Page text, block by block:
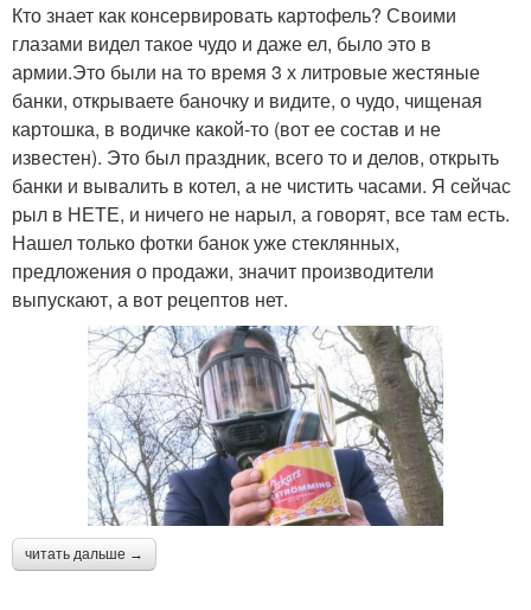
Кто знает как консервировать картофель? Своими
глазами видел такое чудо и даже ел, было это в
армии.Это были на то время 3 х литровые жестяные
банки, открываете баночку и видите, о чудо, чищеная
картошка, в водичке какой-то (вот ее состав и не
известен). Это был праздник, всего то и делов, открыть
банки и вывалить в котел, а не чистить часами. Я сейчас
рыл в НЕТЕ, и ничего не нарыл, а говорят, все там есть.
Нашел только фотки банок уже стеклянных,
предложения о продажи, значит производители
выпускают, а вот рецептов нет.
читать дальше →